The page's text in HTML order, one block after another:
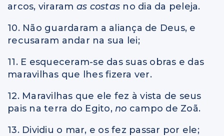
arcos, viraram as costas no dia da peleja.
10. Não guardaram a aliança de Deus, e
recusaram andar na sua lei;
11. E esqueceram-se das suas obras e das
maravilhas que lhes fizera ver.
12. Maravilhas que ele fez à vista de seus
pais na terra do Egito, no campo de Zoã.
13. Dividiu o mar, e os fez passar por ele;